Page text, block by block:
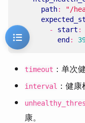
path:
"/
- start :
end :
timeout ：单次
interval ：健康
康。